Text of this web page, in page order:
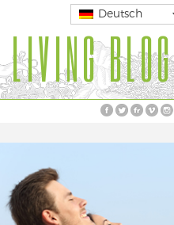
Deutsch
LIVING BLOG